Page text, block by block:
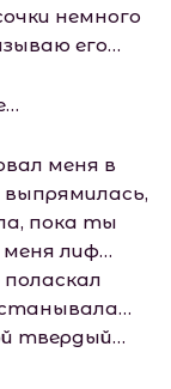
немного
его…
меня в
выпрямилась,
пока ты
меня лиф…
твердый…